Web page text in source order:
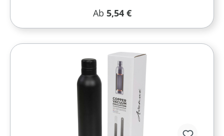
Regulärer Preis:
Ab 5,54 €